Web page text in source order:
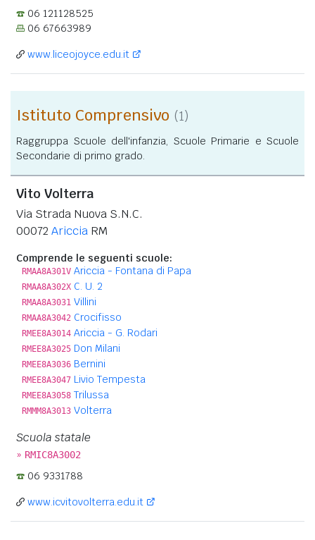
06 121128525
06 67663989
www.liceojoyce.edu.it
Istituto Comprensivo (1)
Raggruppa Scuole dell'infanzia, Scuole Primarie e Scuole
Secondarie di primo grado.
Vito Volterra
Via Strada Nuova S.N.C.
00072 Ariccia RM
Comprende le seguenti scuole:
RMAA8A301V Ariccia - Fontana di Papa
RMAA8A302X C. U. 2
RMAA8A3031 Villini
RMAA8A3042 Crocifisso
RMEE8A3014 Ariccia - G. Rodari
RMEE8A3025 Don Milani
RMEE8A3036 Bernini
RMEE8A3047 Livio Tempesta
RMEE8A3058 Trilussa
RMMM8A3013 Volterra
Scuola statale
» RMIC8A3002
06 9331788
www.icvitovolterra.edu.it